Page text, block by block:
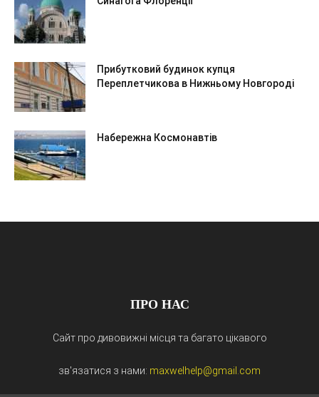
Прибутковий будинок купця
Переплетчикова в Нижньому Новгороді
Набережна Космонавтів
ПРО НАС
Сайт про дивовижні місця та багато цікавого
зв'язатися з нами: maxwelhelp@gmail.com